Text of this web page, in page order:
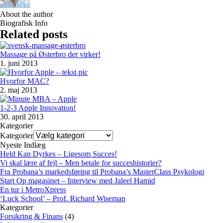
About the author
Biografisk Info
Related posts
Massage på Østerbro der virker!
1. juni 2013
Hvorfor MAC?
2. maj 2013
1-2-3 Apple Innovation!
30. april 2013
Kategorier
Kategorier
Nyeste Indlæg
Held Kan Dyrkes – Ligesom Succes!
Vi skal lære af fejl – Men betale for succeshistorier?
Fra Probana’s markedsføring til Probana’s MasterClass Psykologi
Start Op magasinet – Interview med Jaleel Hamid
En tur i MetroXpress
‘Luck School’ – Prof. Richard Wiseman
Kategorier
Forsikring & Finans (4)